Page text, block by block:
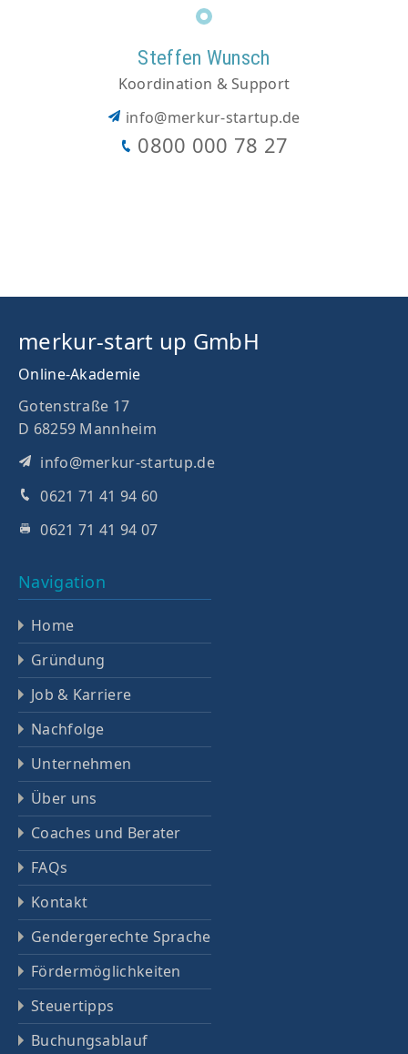
Steffen Wunsch
Koordination & Support
info@merkur-startup.de
0800 000 78 27
merkur-start up GmbH
Online-Akademie
Gotenstraße 17
D 68259 Mannheim
info@merkur-startup.de
0621 71 41 94 60
0621 71 41 94 07
Navigation
Home
Gründung
Job & Karriere
Nachfolge
Unternehmen
Über uns
Coaches und Berater
FAQs
Kontakt
Gendergerechte Sprache
Fördermöglichkeiten
Steuertipps
Buchungsablauf